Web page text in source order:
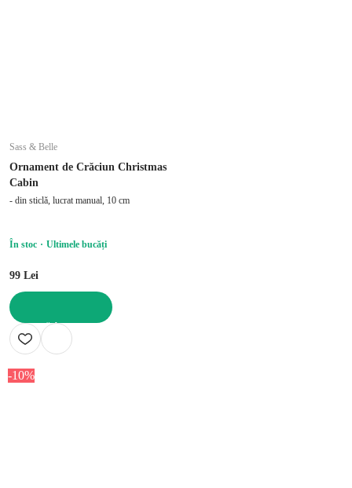
Sass & Belle
Ornament de Crăciun Christmas
Cabin
- din sticlă, lucrat manual, 10 cm
În stoc Ultimele bucăți
99 Lei
ADAUGĂ ÎN COȘ
-10%